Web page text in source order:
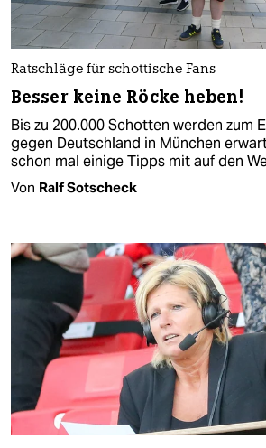
Ratschläge für schottische Fans
Besser keine Röcke heben!
Bis zu 200.000 Schotten werden zum
gegen Deutschland in München
schon mal einige Tipps mit auf den
Von Ralf Sotscheck